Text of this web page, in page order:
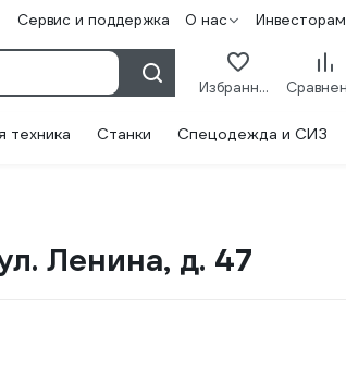
Сервис и поддержка О нас Инвесторам
Избранное
техника Станки Спецодежда и СИЗ
Ленина, д. 47